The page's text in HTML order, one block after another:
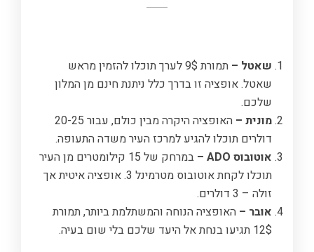
שאטל –
תמורת 9$ לערך תוכלו להזמין מראש
שאטל. אופציה זו בדרך כלל ניתנת חינם מן המלון
שלכם.
מונית –
האופציה היקרה מבין כולם, עבור 20-25
דולרים תוכלו להגיע למרכז העיר משדה התעופה.
אוטובוס ADO
–
במרחק של 15 קילומטרים מן העיר
תוכלו לקחת אוטובוס מטרמינל 3. אופציה איטית אך
זולה – 3 דולרים.
אובר – האופציה הנוחה והמשתלמת ביותר, תמורת
12$ תגיעו בנחת אל היעד שלכם בלי שום בעיה.